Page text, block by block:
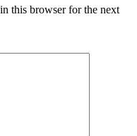
this browser for the next